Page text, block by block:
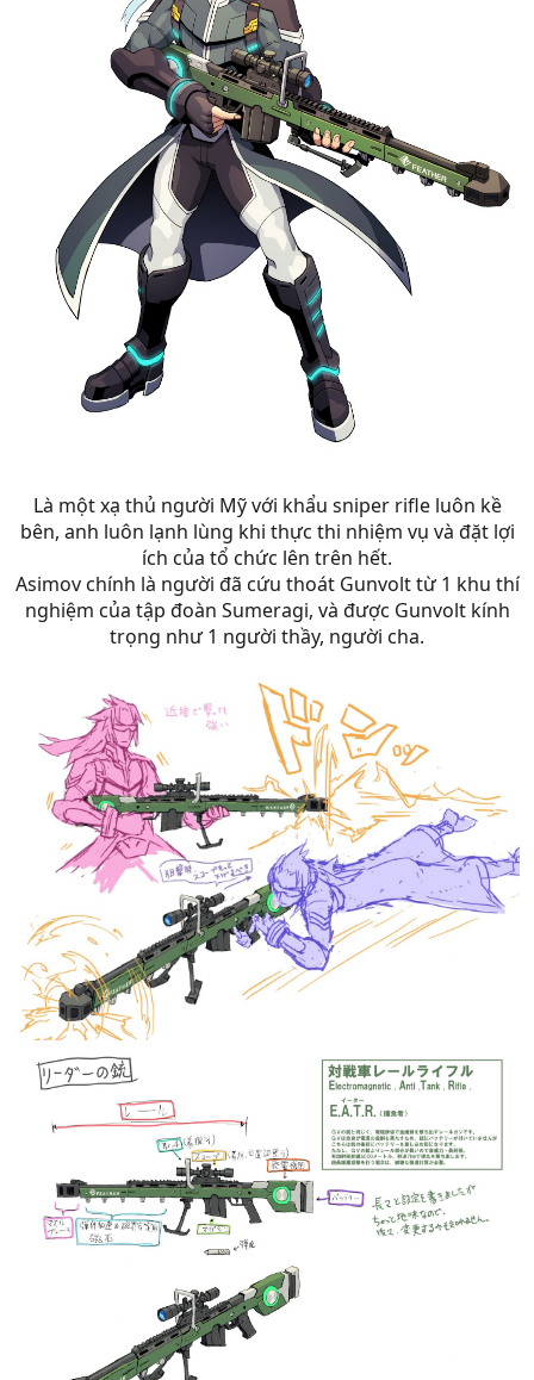
Là một xạ thủ người Mỹ với khẩu sniper rifle luôn kề
bên, anh luôn lạnh lùng khi thực thi nhiệm vụ và đặt lợi
ích của tổ chức lên trên hết.
Asimov chính là người đã cứu thoát Gunvolt từ 1 khu thí
nghiệm của tập đoàn Sumeragi, và được Gunvolt kính
trọng như 1 người thầy, người cha.